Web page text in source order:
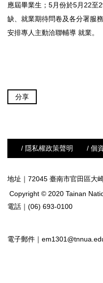
應屆畢業生；5月份於5月22至
缺、就業期待問卷及各分署服
安排專人主動洽聯輔導 就業。
分享
/ 隱私權政策聲明 / 個
地址｜72045 臺南市官田區大
Copyright © 2020 Tainan
電話｜(06) 693-0100
電子郵件｜